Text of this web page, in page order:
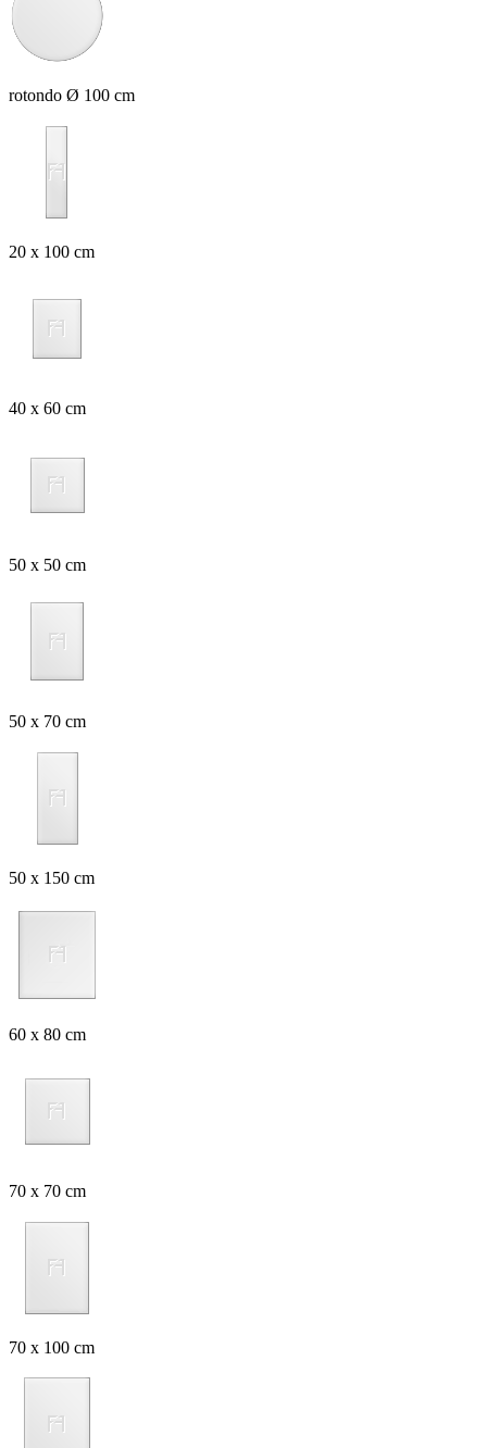
rotondo Ø 100 cm
20 x 100 cm
40 x 60 cm
50 x 50 cm
50 x 70 cm
50 x 150 cm
60 x 80 cm
70 x 70 cm
70 x 100 cm